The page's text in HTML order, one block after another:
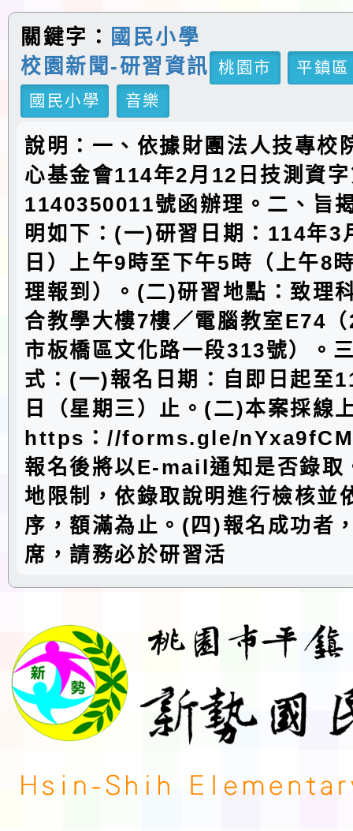
關鍵字：
國民小學
校園新聞-研習資訊
桃園市
平鎮區
國民小學
音樂
說明：一、依據財團法人技專校
心基金會114年2月12日技測資
1140350011號函辦理。二、旨
明如下：(一)研習日期：114年3
日）上午9時至下午5時（上午8
理報到）。(二)研習地點：致理
合教學大樓7樓／電腦教室E74
市板橋區文化路一段313號）。
式：(一)報名日期：自即日起至
日（星期三）止。(二)本案採線
https：//forms.gle/
報名後將以E-mail通知是否錄取
地限制，依錄取說明進行檢核並
序，額滿為止。(四)報名成功者
席，請務必於研習活